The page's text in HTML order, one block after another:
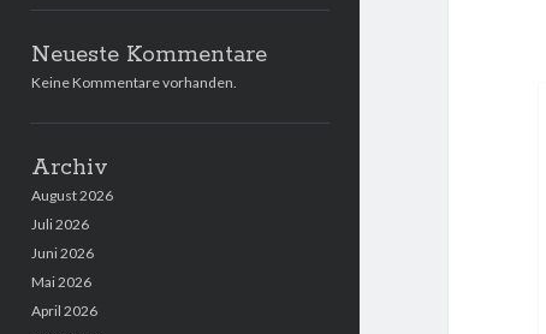
Neueste Kommentare
Keine Kommentare vorhanden.
Archiv
August 2026
Juli 2026
Juni 2026
Mai 2026
April 2026